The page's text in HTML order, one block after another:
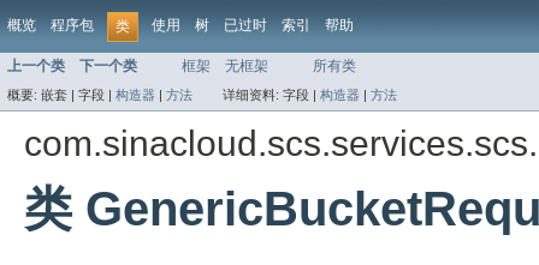
概览 程序包 类 使用 树 已过时 索引 帮助
上一个类 下一个类 框架 无框架 所有类
概要: 嵌套 | 字段 | 构造器 | 方法 详细资料: 字段 | 构造器 | 方法
类